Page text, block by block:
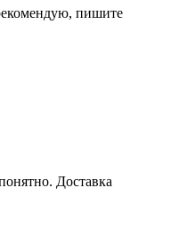
пишите
Доставка